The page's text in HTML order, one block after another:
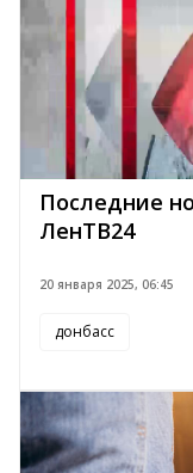
Последние
ЛенТВ24
20 января 2025, 06:45
донбасс